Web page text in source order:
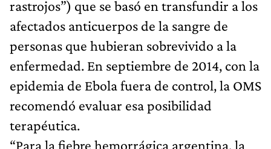
rastrojos”) que se basó en transfundir a los
afectados anticuerpos de la sangre de
personas que hubieran sobrevivido a la
enfermedad. En septiembre de 2014, con la
epidemia de Ebola fuera de control, la OMS
recomendó evaluar esa posibilidad
terapéutica.
“Para la fiebre hemorrágica argentina, la